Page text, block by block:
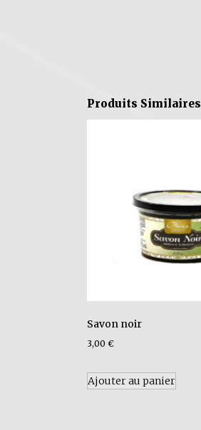
Produits Similaires
Savon noir
3,00 €
Ajouter au panier